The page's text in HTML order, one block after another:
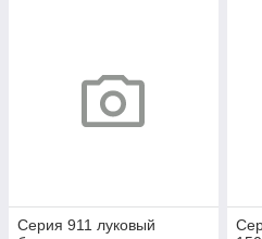
Серия 911 луковый